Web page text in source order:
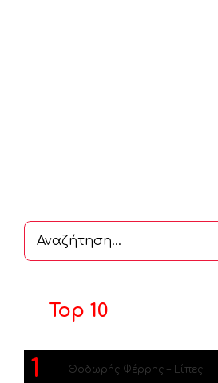
Αναζήτηση
...
Top 10
1 Θοδωρής Φέρρης – Είπες